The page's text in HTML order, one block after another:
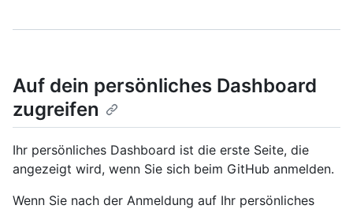
Auf dein persönliches Dashboard
zugreifen
Ihr persönliches Dashboard ist die erste Seite, die
angezeigt wird, wenn Sie sich beim GitHub anmelden.
Wenn Sie nach der Anmeldung auf Ihr persönliches